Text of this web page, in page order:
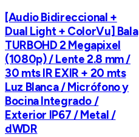
[Audio Bidireccional +
Dual Light + ColorVu] Bala
TURBOHD 2 Megapixel
(1080p) / Lente 2.8 mm /
30 mts IR EXIR + 20 mts
Luz Blanca / Micrófono y
Bocina Integrado /
Exterior IP67 / Metal /
dWDR